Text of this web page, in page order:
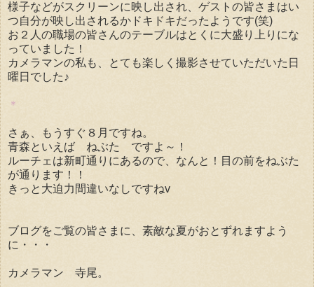
様子などがスクリーンに映し出され、ゲストの皆さまはい
つ自分が映し出されるかドキドキだったようです(笑)
お２人の職場の皆さんのテーブルはとくに大盛り上りにな
っていました！
カメラマンの私も、とても楽しく撮影させていただいた日
曜日でした♪
＊
さぁ、もうすぐ８月ですね。
青森といえば ねぶた ですよ～！
ルーチェは新町通りにあるので、なんと！目の前をねぶた
が通ります！！
きっと大迫力間違いなしですねv
ブログをご覧の皆さまに、素敵な夏がおとずれますよう
に・・・
カメラマン 寺尾。